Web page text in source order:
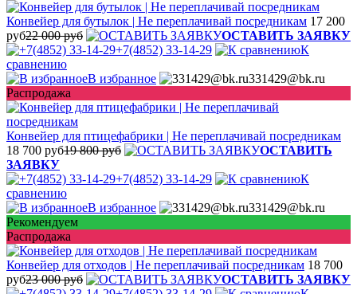
Конвейер для бутылок | Не переплачивай посредникам 17 200
руб22 000 руб
ОСТАВИТЬ ЗАЯВКУ
+7(4852) 33-14-29
К
сравнению
В избранное
331429@bk.ru
Распродажа
Конвейер для птицефабрики | Не переплачивай посредникам
18 700 руб19 800 руб
ОСТАВИТЬ
ЗАЯВКУ
+7(4852) 33-14-29
К
сравнению
В избранное
331429@bk.ru
Рекомендуем
Распродажа
Конвейер для отходов | Не переплачивай посредникам 18 700
руб23 000 руб
ОСТАВИТЬ ЗАЯВКУ